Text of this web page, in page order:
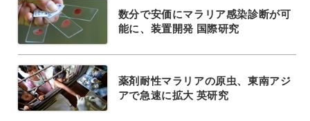
数分で安価にマラリア感染診断が可
能に、装置開発 国際研究
薬剤耐性マラリアの原虫、東南アジ
アで急速に拡大 英研究